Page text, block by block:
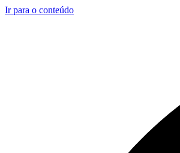
Ir para o conteúdo